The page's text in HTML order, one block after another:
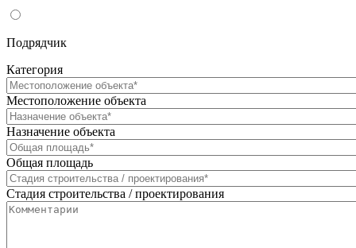
Подрядчик
Категория
Местоположение объекта
Назначение объекта
Общая площадь
Стадия строительства / проектирования